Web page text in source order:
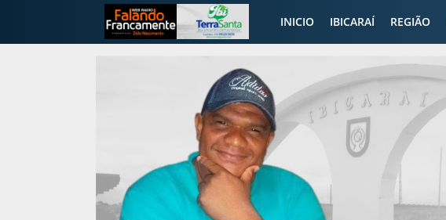
INICIO IBICARAÍ REGIÃO